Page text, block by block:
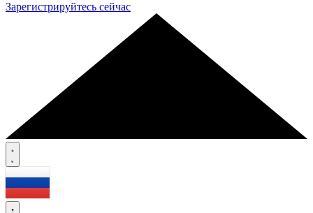
Зарегистрируйтесь сейчас